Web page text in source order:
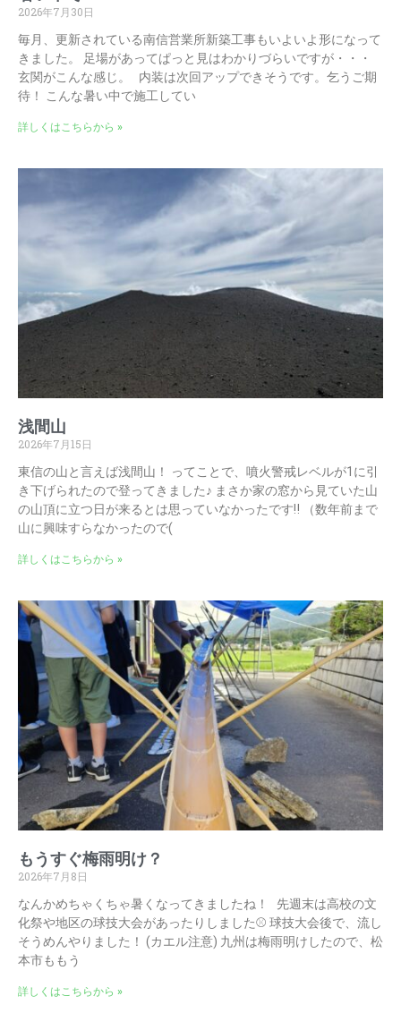
2026年7月30日
毎月、更新されている南信営業所新築工事もいよいよ形になって
きました。 足場があってぱっと見はわかりづらいですが・・・
玄関がこんな感じ。 内装は次回アップできそうです。乞うご期
待！ こんな暑い中で施工してい
詳しくはこちらから »
浅間山
2026年7月15日
東信の山と言えば浅間山！ ってことで、噴火警戒レベルが1に引
き下げられたので登ってきました♪ まさか家の窓から見ていた山
の山頂に立つ日が来るとは思っていなかったです‼ （数年前まで
山に興味すらなかったので(
詳しくはこちらから »
もうすぐ梅雨明け？
2026年7月8日
なんかめちゃくちゃ暑くなってきましたね！ 先週末は高校の文
化祭や地区の球技大会があったりしました⚾ 球技大会後で、流し
そうめんやりました！ (カエル注意) 九州は梅雨明けしたので、松
本市ももう
詳しくはこちらから »